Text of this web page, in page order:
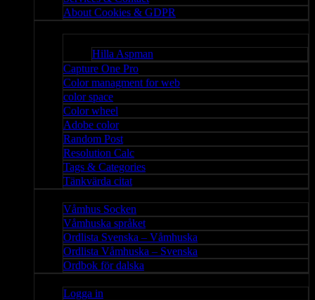
About Cookies & GDPR
Hilla Aspman
Capture One Pro
Color managment for web
color space
Color wheel
Adobe color
Random Post
Resolution Calc
Tags & Categories
Tänkvärda citat
Våmhus Socken
Våmhuska språket
Ordlista Svenska – Våmhuska
Ordlista Våmhuska – Svenska
Ordbok för dalska
Logga in